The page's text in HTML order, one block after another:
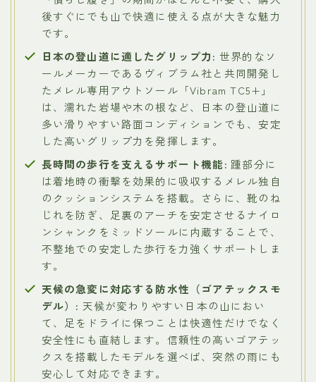
後すぐにでも山で快適に使える点が大きな魅力
です。
日本の登山道に適したグリップ力: 世界的なソ
ールメーカーであるヴィブラム社と共同開発し
たメレル専用アウトソール「Vibram TC5+」
は、濡れた岩場や木の根など、日本の登山道に
多い滑りやすい路面コンディションでも、安定
した高いグリップ力を発揮します。
長時間の歩行を支えるサポート機能: 踵部分に
は着地時の衝撃を効果的に吸収するメレル独自
のクッションシステムを搭載。さらに、靴のね
じれを防ぎ、足裏のアーチを安定させるナイロ
ンシャンクをミッドソールに内蔵することで、
不整地での安定した歩行を力強くサポートしま
す。
天候の急変に対応する防水性（ゴアテックスモ
デル）: 天候が変わりやすい日本の山におい
て、足をドライに保つことは快適性だけでなく
安全性にも直結します。信頼性の高いゴアテッ
クスを搭載したモデルを選べば、突然の雨にも
安心して対応できます。